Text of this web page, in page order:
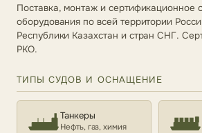
Поставка, монтаж и сертификационное
оборудования по всей территории
Республики Казахстан и стран СНГ.
РКО.
ТИПЫ СУДОВ И ОСНАЩЕНИЕ
Танкеры
Нефть, газ, химия